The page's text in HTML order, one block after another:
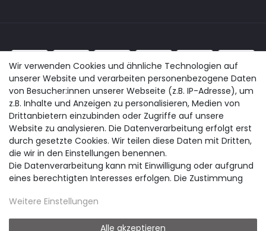
Wir verwenden Cookies und ähnliche Technologien auf
unserer Website und verarbeiten personenbezogene Daten
von Besucher:innen unserer Webseite (z.B. IP-Adresse), um
z.B. Inhalte und Anzeigen zu personalisieren, Medien von
Drittanbietern einzubinden oder Zugriffe auf unsere
Website zu analysieren. Die Datenverarbeitung erfolgt erst
durch gesetzte Cookies. Wir teilen diese Daten mit Dritten,
die wir in den Einstellungen benennen.
Die Datenverarbeitung kann mit Einwilligung oder aufgrund
eines berechtigten Interesses erfolgen. Die Zustimmung
nicht einzuwilligen und die Einwilligung zu einem späteren
und weitere Hinweise zur Verwendung
Weitere Einstellungen
Alle akzeptieren